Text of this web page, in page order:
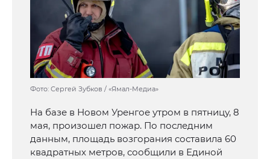
Фото: Сергей Зубков / «Ямал-Медиа»
На базе в Новом Уренгое утром в пятницу, 8
мая, произошел пожар. По последним
данным, площадь возгорания составила 60
квадратных метров, сообщили в Единой